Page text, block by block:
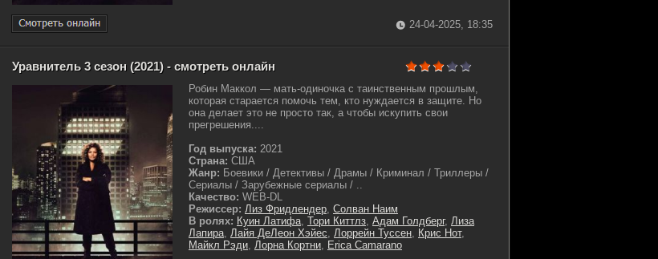
24-04-2025, 18:35
Уравнитель 3 сезон (2021) - смотреть онлайн
Робин Маккол — мать-одиночка с таинственным прошлым,
которая старается помочь тем, кто нуждается в защите. Но
она делает это не просто так, а чтобы искупить свои
прегрешения....
Год выпуска: 2021
Страна: США
Жанр: Боевики / Детективы / Драмы / Криминал / Триллеры /
Сериалы / Зарубежные сериалы / ..
Качество: WEB-DL
Режиссер: Лиз Фридлендер, Солван Наим
В ролях: Куин Латифа, Тори Киттлз, Адам Голдберг, Лиза
Лапира, Лайя ДеЛеон Хэйес, Лоррейн Туссен, Крис Нот,
Майкл Рэди, Лорна Кортни, Erica Camarano